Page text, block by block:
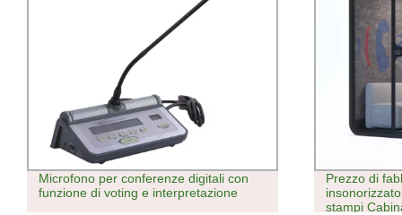
Microfono per conferenze digitali con
funzione di voting e interpretazione
Prezzo di
stampi